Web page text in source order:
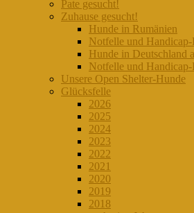
Pate gesucht!
Zuhause gesucht!
Hunde in Rumänien
Notfelle und
Hunde in Deutschland
Notfelle und
Unsere Open Shelter-Hunde
Glücksfelle
2026
2025
2024
2023
2022
2021
2020
2019
2018